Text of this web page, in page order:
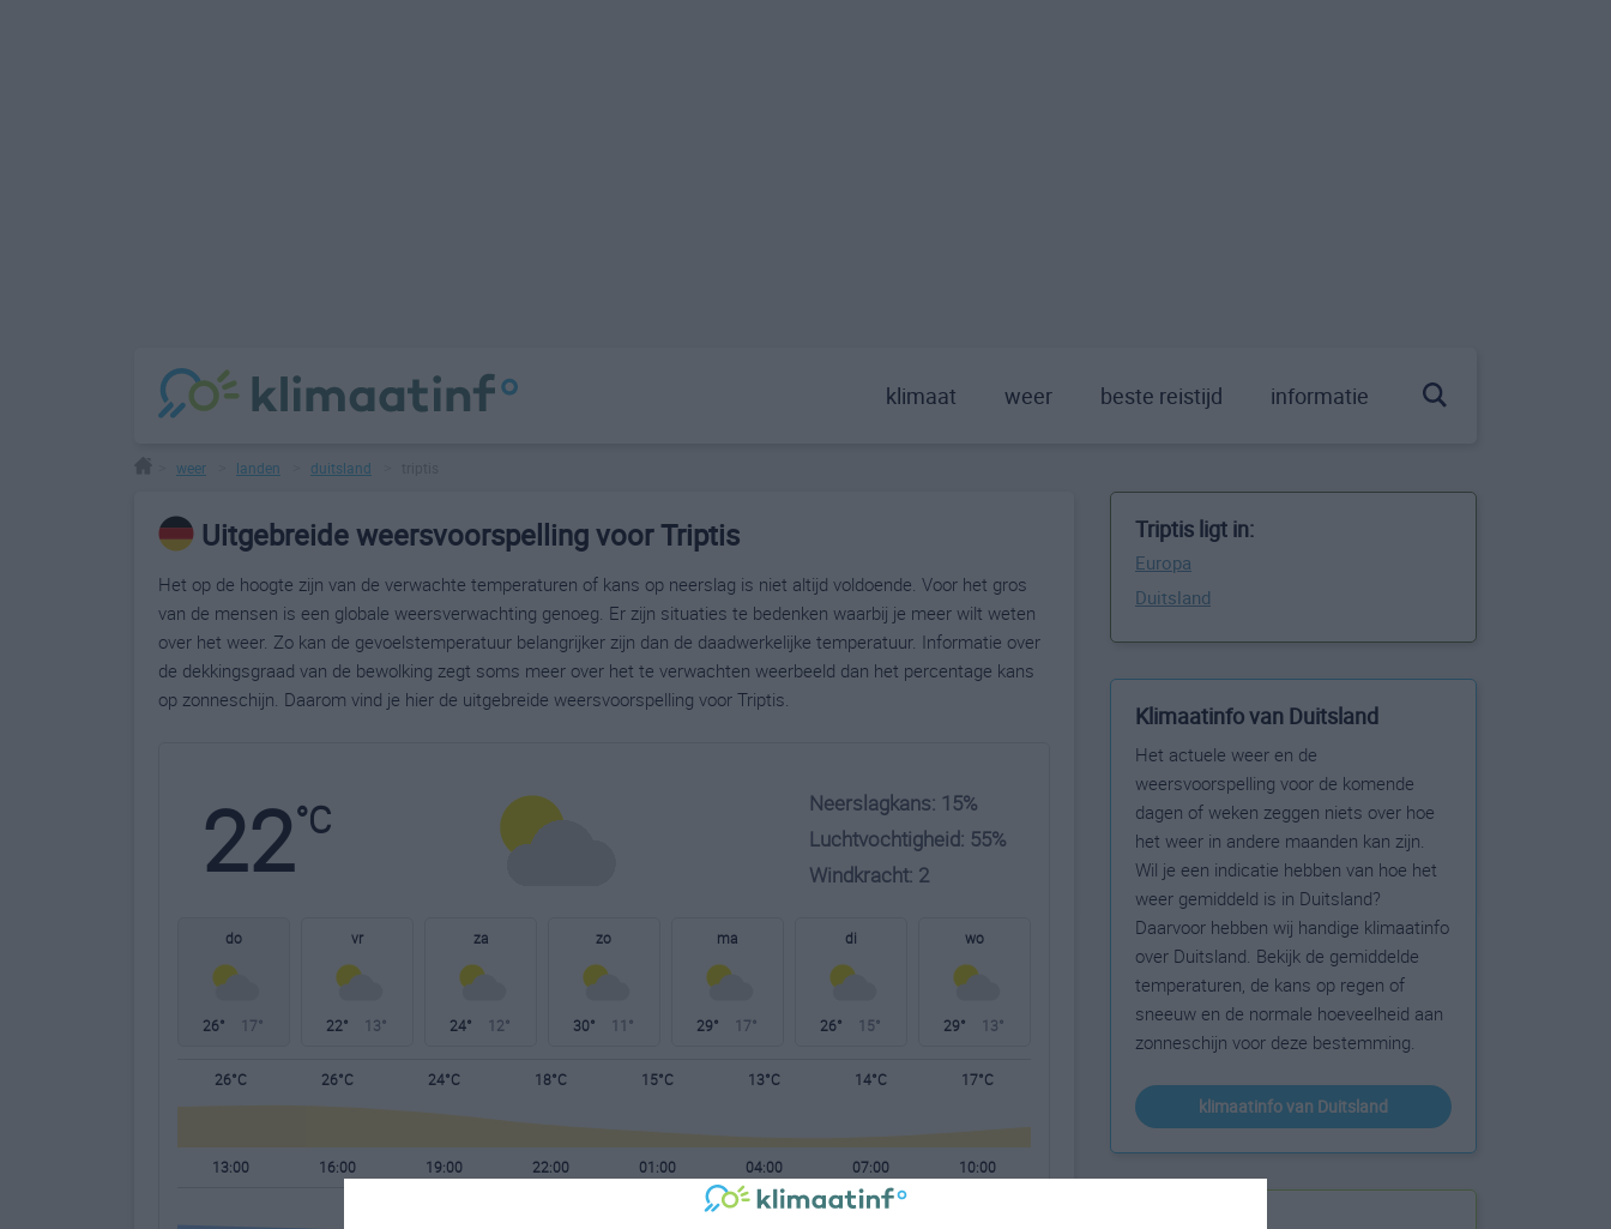
klimaat weer beste reistijd informatie
weer landen duitsland
Uitgebreide weersvoorspelling voor Triptis
Het op de hoogte zijn van de verwachte temperaturen of kans op neerslag is niet altijd voldoende. Voor het gros
van de mensen is een globale weersverwachting genoeg. Er zijn situaties te bedenken waarbij je meer wilt weten
over het weer. Zo kan de gevoelstemperatuur belangrijker zijn dan de daadwerkelijke temperatuur. Informatie over
de dekkingsgraad van de bewolking zegt soms meer over het te verwachten weerbeeld dan het percentage kans
op zonneschijn. Daarom vind je hier de uitgebreide weersvoorspelling voor Triptis.
22°C
Neerslagkans: 15%
Luchtvochtigheid: 55%
Windkracht: 2
do
26° 17°
vr
22° 13°
za
24° 12°
zo
30° 11°
ma
29° 17°
di
26° 15°
wo
29° 13°
26°C 26°C 24°C 18°C 15°C 13°C 14°C 17°C
13:00 16:00 19:00 22:00 01:00 04:00 07:00 10:00
Triptis ligt in:
Europa
Duitsland
Klimaatinfo van Duitsland
Het actuele weer en de
weersvoorspelling voor de komende
dagen of weken zeggen niets over hoe
het weer in andere maanden kan zijn.
Wil je een indicatie hebben van hoe het
weer gemiddeld is in Duitsland?
Daarvoor hebben wij handige klimaatinfo
over Duitsland. Bekijk de gemiddelde
temperaturen, de kans op regen of
sneeuw en de normale hoeveelheid aan
zonneschijn voor deze bestemming.
klimaatinfo van Duitsland